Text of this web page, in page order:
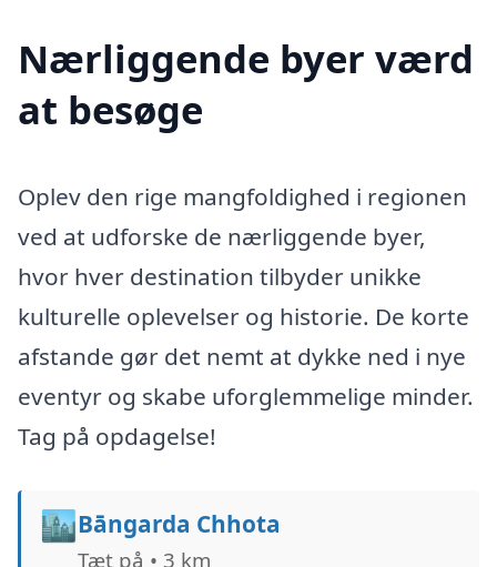
Nærliggende byer værd
at besøge
Oplev den rige mangfoldighed i regionen
ved at udforske de nærliggende byer,
hvor hver destination tilbyder unikke
kulturelle oplevelser og historie. De korte
afstande gør det nemt at dykke ned i nye
eventyr og skabe uforglemmelige minder.
Tag på opdagelse!
🏙️Bāngarda Chhota
Tæt på • 3 km